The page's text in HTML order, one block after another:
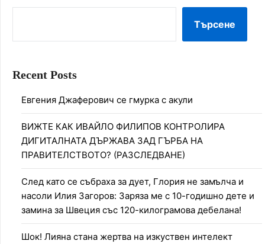
Търсене
Recent Posts
Евгения Джаферович се гмурка с акули
ВИЖТЕ КАК ИВАЙЛО ФИЛИПОВ КОНТРОЛИРА
ДИГИТАЛНАТА ДЪРЖАВА ЗАД ГЪРБА НА
ПРАВИТЕЛСТВОТО? (РАЗСЛЕДВАНЕ)
След като се събраха за дует, Глория не замълча и
насоли Илия Загоров: Заряза ме с 10-годишно дете и
замина за Швеция със 120-килограмова дебелана!
Шок! Лияна стана жертва на изкуствен интелект